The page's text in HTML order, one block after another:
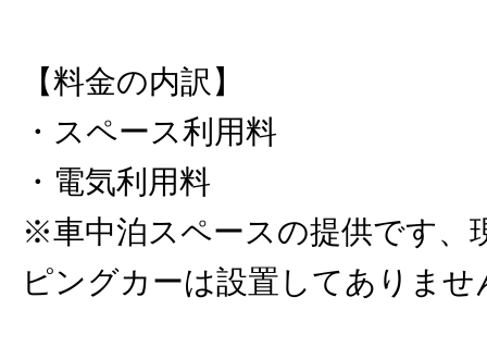
【料金の内訳】
・スペース利用料
・電気利用料
※車中泊スペースの提供です、
ピングカーは設置してありませ